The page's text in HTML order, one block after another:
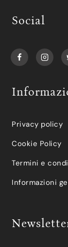
Social
Privacy policy
Cookie Policy
Termini e
Informazioni